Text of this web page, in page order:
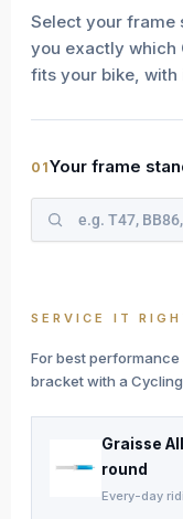
Select your frame
you exactly which
fits your bike, with
01Your frame
SERVICE IT
For best
bracket with a
Graisse
round
Every-day